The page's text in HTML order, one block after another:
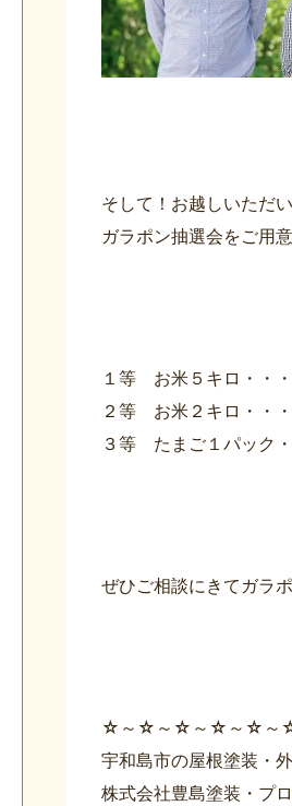
そして！お越しいただ
ガラポン抽選会をご用
１等 お米５キロ・・
２等 お米２キロ・・
３等 たまご１パック
ぜひご相談にきてガラ
☆～☆～☆～☆～☆～
宇和島市の屋根塗装・
株式会社豊島塗装・プ